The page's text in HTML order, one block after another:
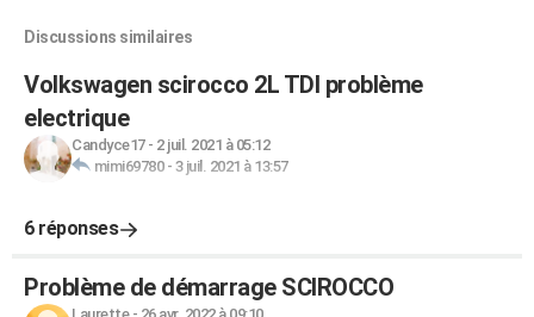
Discussions similaires
Volkswagen scirocco 2L TDI problème
electrique
Candyce17- 2 juil. 2021 à 05:12
mimi69780- 3 juil. 2021 à 13:57
6 réponses
Problème de démarrage SCIROCCO